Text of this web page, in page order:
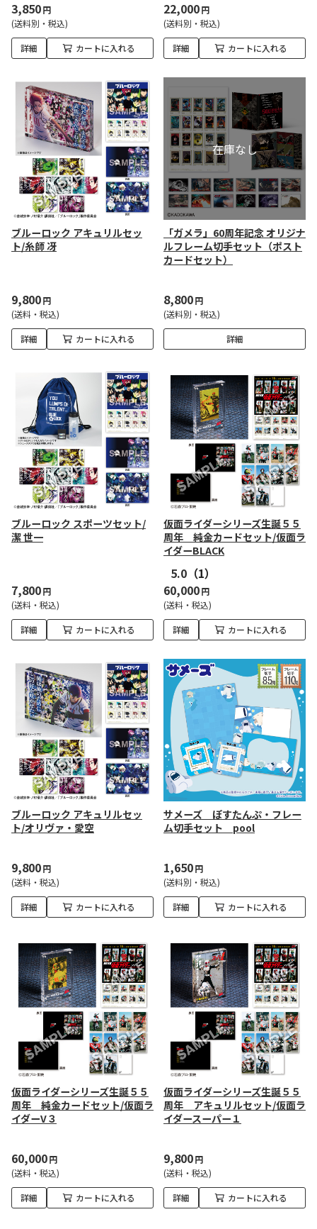
3,850円
(送料別・税込)
詳細 カートに入れる
22,000円
(送料別・税込)
詳細 カートに入れる
ブルーロック アキュリルセッ
ト/糸師 冴
9,800円
(送料・税込)
詳細 カートに入れる
「ガメラ」60周年記念 オリジナ
ルフレーム切手セット（ポスト
カードセット）
8,800円
(送料別・税込)
詳細
ブルーロック スポーツセット/
潔 世一
7,800円
(送料・税込)
詳細 カートに入れる
仮面ライダーシリーズ生誕５５
周年 純金カードセット/仮面ラ
イダーBLACK
5.0 （1）
60,000円
(送料・税込)
詳細 カートに入れる
ブルーロック アキュリルセッ
ト/オリヴァ・愛空
9,800円
(送料・税込)
詳細 カートに入れる
サメーズ ぽすたんぷ・フレー
ム切手セット pool
1,650円
(送料別・税込)
詳細 カートに入れる
仮面ライダーシリーズ生誕５５
周年 純金カードセット/仮面ラ
イダーV３
60,000円
(送料・税込)
詳細 カートに入れる
仮面ライダーシリーズ生誕５５
周年 アキュリルセット/仮面ラ
イダースーパー１
9,800円
(送料・税込)
詳細 カートに入れる